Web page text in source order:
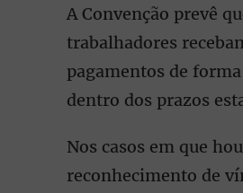
A Convenção prevê
trabalhadores
pagamentos de
dentro dos prazos
Nos casos em que
reconhecimento de